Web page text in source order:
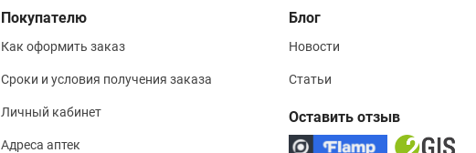
Покупателю
Как оформить заказ
Сроки и условия получения заказа
Личный кабинет
Адреса аптек
Блог
Новости
Статьи
Оставить отзыв